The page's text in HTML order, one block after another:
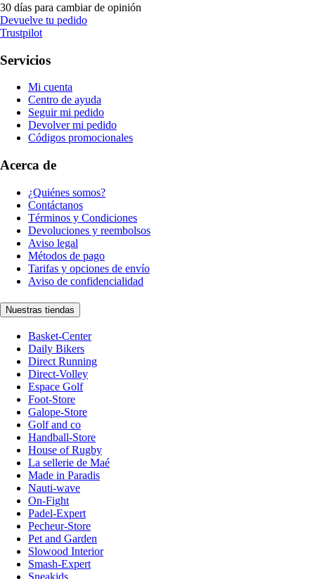
30 días para cambiar de opinión
Devuelve tu pedido
Trustpilot
Servicios
Mi cuenta
Centro de ayuda
Seguir mi pedido
Devolver mi pedido
Códigos promocionales
Acerca de
¿Quiénes somos?
Contáctanos
Términos y Condiciones
Devoluciones y reembolsos
Aviso legal
Métodos de pago
Tarifas y opciones de envío
Aviso de confidencialidad
Nuestras tiendas
Basket-Center
Daily Bikers
Direct Running
Direct-Volley
Espace Golf
Foot-Store
Galope-Store
Golf and co
Handball-Store
House of Rugby
La sellerie de Maé
Made in Paradis
Nauti-wave
On-Fight
Padel-Expert
Pecheur-Store
Pet and Garden
Slowood Interior
Smash-Expert